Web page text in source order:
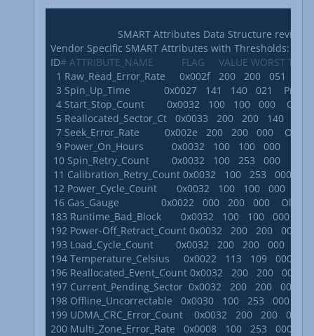
Vendor Specific SMART Attributes with Thresholds:
ID# ATTRIBUTE_NAME          FLAG     VALUE WORST
1 Raw_Read_Error_Rate     0x002f   200   200   051    Pre-
3 Spin_Up_Time            0x0027   141   140   021    Pre-
4 Start_Stop_Count        0x0032   100   100   000
5 Reallocated_Sector_Ct   0x0033   200   200   140    Pre-
7 Seek_Error_Rate         0x002e   200   200   000    Old_age
9 Power_On_Hours          0x0032   100   100   000
10 Spin_Retry_Count        0x0032   100   253   000
11 Calibration_Retry_Count 0x0032   100   253   000
12 Power_Cycle_Count       0x0032   100   100   000
16 Gas_Gauge               0x0022   000   200   000
183 Runtime_Bad_Block       0x0032   100   100   000
192 Power-Off_Retract_Count 0x0032   200   200   000
193 Load_Cycle_Count        0x0032   200   200   000
194 Temperature_Celsius     0x0022   113   109   000
196 Reallocated_Event_Count 0x0032   200   200   000
197 Current_Pending_Sector  0x0032   200   200   000
198 Offline_Uncorrectable   0x0030   100   253   000
199 UDMA_CRC_Error_Count    0x0032   200   200   000
200 Multi_Zone_Error_Rate   0x0008   100   253   000